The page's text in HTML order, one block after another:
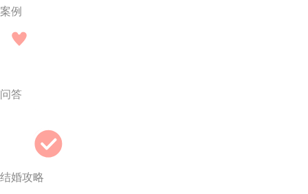
案例
问答
结婚攻略